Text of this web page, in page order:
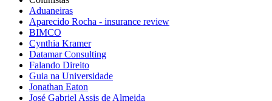
Aduaneiras
Aparecido Rocha - insurance review
BIMCO
Cynthia Kramer
Datamar Consulting
Falando Direito
Guia na Universidade
Jonathan Eaton
José Gabriel Assis de Almeida